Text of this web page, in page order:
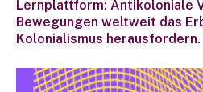
Lernplattform: Antikoloniale
Bewegungen weltweit das
Kolonialismus herausfordern.